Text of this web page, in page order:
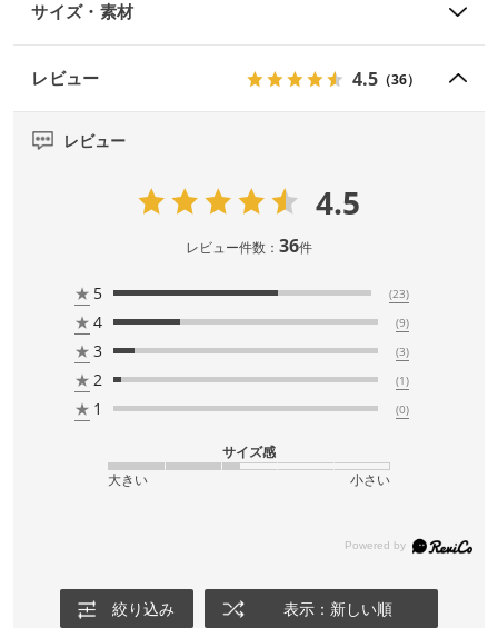
サイズ・素材
レビュー 4.5 （36）
レビュー
4.5
レビュー件数： 36件
★ 5 (23)
★ 4 (9)
★ 3 (3)
★ 2 (1)
★ 1 (0)
サイズ感
大きい
小さい
絞り込み 表示：新しい順